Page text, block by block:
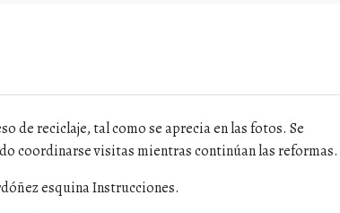
de reciclaje, tal como se aprecia en las fotos. Se
coordinarse visitas mientras continúan las reformas.
esquina Instrucciones.